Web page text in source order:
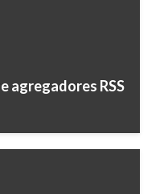
agregadores RSS